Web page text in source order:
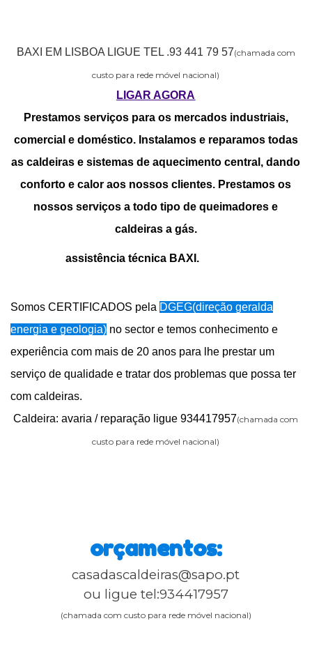
BAXI EM LISBOA LIGUE TEL .93 441 79 57(chamada com
custo para rede móvel nacional)
LIGAR AGORA
Prestamos serviços para os mercados industriais,
comercial e doméstico. Instalamos e reparamos todas
as caldeiras e sistemas de aquecimento central, dando
conforto e calor aos nossos clientes. Prestamos os
nossos serviços a todo tipo de queimadores e
caldeiras a gás.
assistência técnica BAXI.
Somos CERTIFICADOS pela DGEG(direção geralda
energia e geologia) no sector e temos conhecimento e
experiência com mais de 20 anos para lhe prestar um
serviço de qualidade e tratar dos problemas que possa ter
com caldeiras.
Caldeira: avaria / reparação ligue 934417957(chamada com
custo para rede móvel nacional)
orçamentos:
casadascaldeiras@sapo.pt
ou ligue tel:934417957
(chamada com custo para rede móvel nacional)